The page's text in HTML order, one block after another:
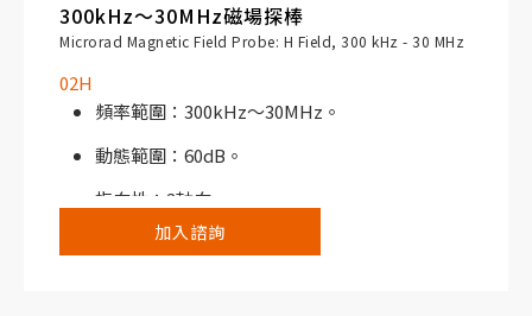
300kHz～30MHz磁場探棒
Microrad Magnetic Field Probe: H Field, 300 kHz - 30 MHz
02H
頻率範圍：300kHz～30MHz。
動態範圍：60dB。
指向性：3軸向。
搭配NHT310寬頻電磁場分析儀或NHT3D選頻/
加入諮詢